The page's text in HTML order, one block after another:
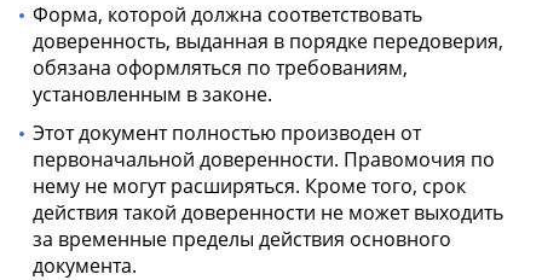
Форма, которой должна соответствовать
доверенность, выданная в порядке передоверия,
обязана оформляться по требованиям,
установленным в законе.
Этот документ полностью производен от
первоначальной доверенности. Правомочия по
нему не могут расширяться. Кроме того, срок
действия такой доверенности не может выходить
за временные пределы действия основного
документа.